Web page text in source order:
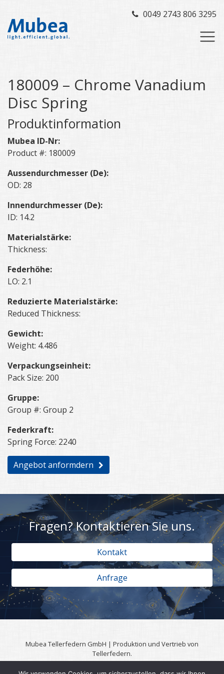
0049 2743 806 3295
180009 – Chrome Vanadium
Disc Spring
Produktinformation
Mubea ID-Nr:
Product #: 180009
Aussendurchmesser (De):
OD: 28
Innendurchmesser (De):
ID: 14.2
Materialstärke:
Thickness:
Federhöhe:
LO: 2.1
Reduzierte Materialstärke:
Reduced Thickness:
Gewicht:
Weight: 4.486
Verpackungseinheit:
Pack Size: 200
Gruppe:
Group #: Group 2
Federkraft:
Spring Force: 2240
Angebot anformdern
Fragen? Kontaktieren Sie uns.
Kontakt
Anfrage
Mubea Tellerfedern GmbH | Produktion und Vertrieb von
Tellerfedern.